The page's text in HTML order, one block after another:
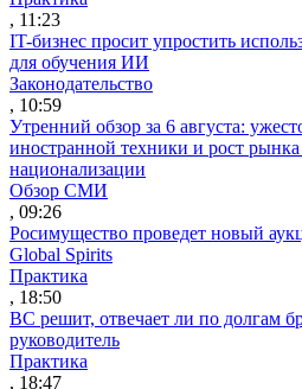
, 11:23
IT-бизнес просит упростить
для обучения ИИ
Законодательство
, 10:59
Утренний обзор за 6 августа:
иностранной техники и рост
национализации
Обзор СМИ
, 09:26
Росимущество проведет новый
Global Spirits
Практика
, 18:50
ВС решит, отвечает ли по долгам
руководитель
Практика
, 18:47